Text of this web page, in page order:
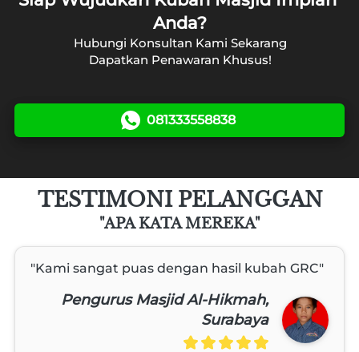
kompetitif.
Siap Wujudkan Kubah Masjid Impian
Dapatkan Penawaran Khusus!
TESTIMONI PELANGGAN
"APA KATA MEREKA"
"Kami sangat puas dengan hasil kubah GRC"